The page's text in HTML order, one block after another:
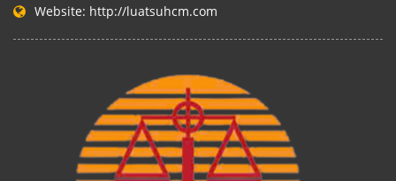
Website: http://luatsuhcm.com